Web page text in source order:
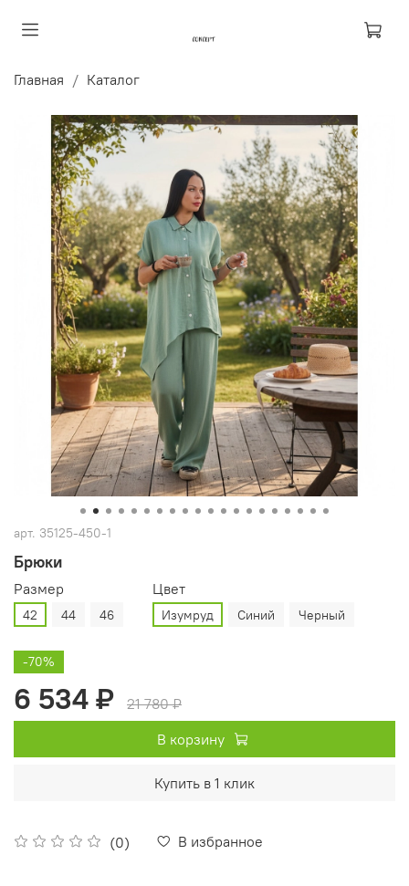
Главная Каталог
арт. 35125-450-1
Брюки
(0) В избранное
Размер
42 44 46
Цвет
Изумруд Синий Черный
-70%
6 534 ₽
21 780 ₽
В корзину
Купить в 1 клик